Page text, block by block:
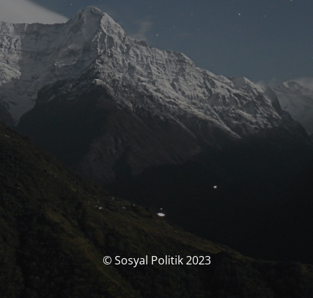
© Sosyal Politik 2023